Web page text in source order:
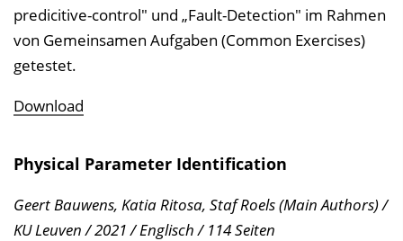
predicitive-control" und „Fault-Detection" im Rahmen
von Gemeinsamen Aufgaben (Common Exercises)
getestet.
Download
Physical Parameter Identification
Geert Bauwens, Katia Ritosa, Staf Roels (Main Authors) /
KU Leuven / 2021 / Englisch / 114 Seiten